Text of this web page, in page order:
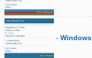
- Windows